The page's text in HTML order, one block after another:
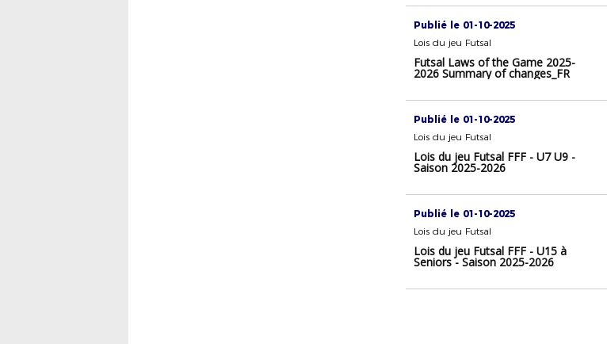
Publié le 01-10-2025
Lois du jeu Futsal
Futsal Laws of the Game 2025-
2026 Summary of changes_FR
Publié le 01-10-2025
Lois du jeu Futsal
Lois du jeu Futsal FFF - U7 U9 -
Saison 2025-2026
Publié le 01-10-2025
Lois du jeu Futsal
Lois du jeu Futsal FFF - U15 à
Seniors - Saison 2025-2026